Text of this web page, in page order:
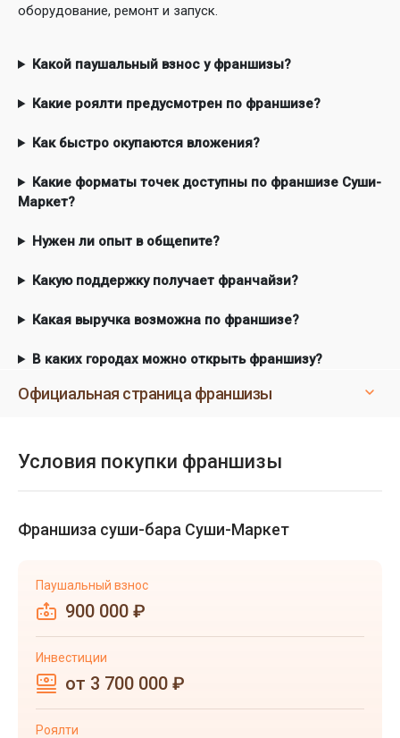
оборудование, ремонт и запуск.
Какой паушальный взнос у франшизы?
Какие роялти предусмотрен по франшизе?
Как быстро окупаются вложения?
Какие форматы точек доступны по франшизе Суши-
Маркет?
Нужен ли опыт в общепите?
Какую поддержку получает франчайзи?
Какая выручка возможна по франшизе?
В каких городах можно открыть франшизу?
Официальная страница франшизы
Условия покупки франшизы
Франшиза суши-бара Суши-Маркет
Паушальный взнос
900 000 ₽
Инвестиции
от 3 700 000 ₽
Роялти